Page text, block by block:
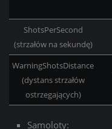
ShotsPerSecond
(strzałów na sekundę)
WarningShotsDistance
(dystans strzałów
ostrzegających)
Samoloty: